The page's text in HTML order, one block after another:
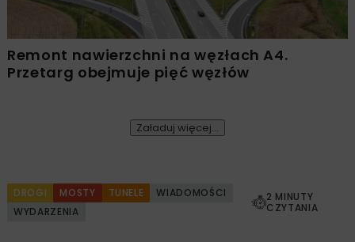
Remont nawierzchni na węzłach A4.
Przetarg obejmuje pięć węzłów
Załaduj więcej...
DROGI MOSTY TUNELE
WIADOMOŚCI
WYDARZENIA
2 MINUTY
CZYTANIA